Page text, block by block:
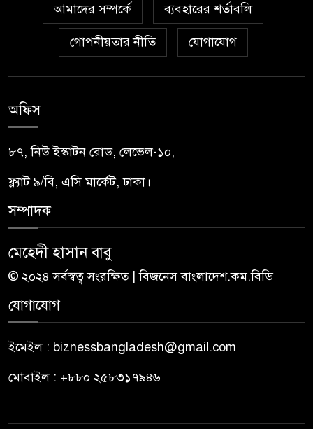
আমাদের সম্পর্কে ব্যবহারের শর্তাবলি
গোপনীয়তার নীতি যোগাযোগ
অফিস
৮৭, নিউ ইস্কাটন রোড, লেভেল-১০,
ফ্ল্যাট ৯/বি, এসি মার্কেট, ঢাকা।
সম্পাদক
মেহেদী হাসান বাবু
© ২০২৪ সর্বস্বত্ব সংরক্ষিত | বিজনেস বাংলাদেশ.কম.বিডি
যোগাযোগ
ইমেইল : biznessbangladesh@gmail.com
মোবাইল : +৮৮০ ২৫৮৩১৭৯৪৬